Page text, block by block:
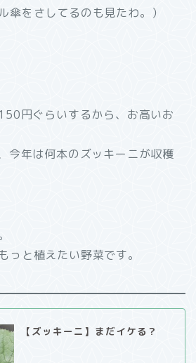
傘をさしてるのも見たわ。）
円ぐらいするから、お高いお
今年は何本のズッキーニが収穫
っと植えたい野菜です。
【ズッキーニ】まだイケる？